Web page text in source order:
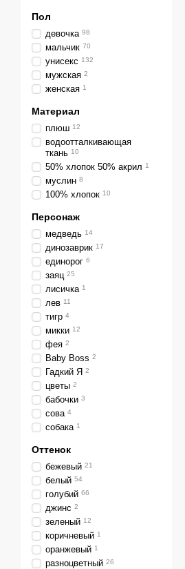
Пол
девочка 98
мальчик 70
унисекс 132
мужская 2
женская 1
Материал
плюш 12
водоотталкивающая
ткань 10
50% хлопок 50% акрил 1
муслин 8
100% хлопок 10
Персонаж
медведь 14
динозаврик 17
единорог 6
заяц 25
лисичка 1
лев 11
тигр 4
микки 12
фея 2
Baby Boss 2
Гадкий Я 2
цветы 2
бабочки 3
сова 4
собака 1
Оттенок
бежевый 21
белый 54
голубий 66
джинс 2
зеленый 12
коричневый 1
оранжевый 1
разноцветный 26